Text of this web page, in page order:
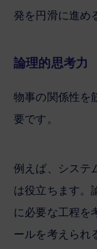
発を円滑に進め
論理的思考力
物事の関係性を
要です。
例えば、システ
は役立ちます。
に必要な工程を
ールを考えられ